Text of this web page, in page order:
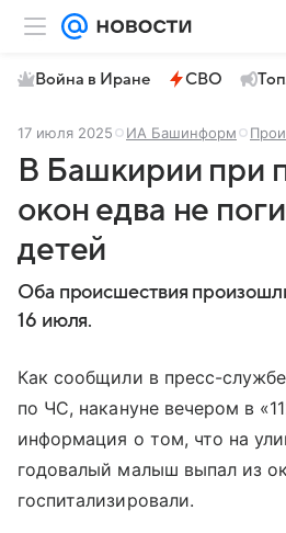
Война в Иране СВО
17 июля 2025 ИА Башинформ
В Башкирии при
окон едва не
детей
Оба происшествия
16 июля.
Как сообщили в пресс-
по ЧС, накануне вечером в
информация о том, что на
годовалый малыш выпал из
госпитализировали.